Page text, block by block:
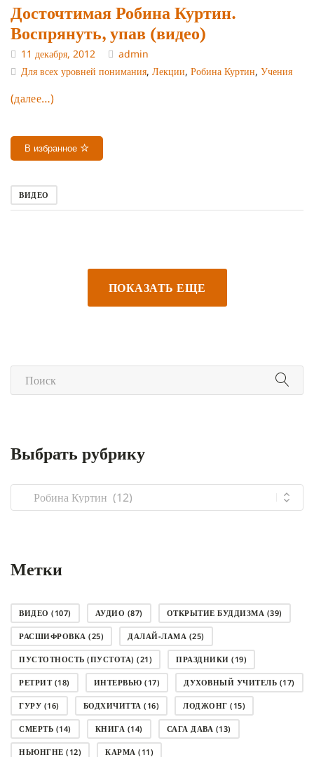
Досточтимая Робина Куртин.
Воспрянуть, упав (видео)
11 декабря, 2012
admin
Для всех уровней понимания, Лекции, Робина Куртин, Учения
(далее…)
В избранное
ВИДЕО
ПОКАЗАТЬ ЕЩЕ
Выбрать рубрику
Выбрать
рубрику
Метки
ВИДЕО (107) АУДИО (87) ОТКРЫТИЕ БУДДИЗМА (39)
РАСШИФРОВКА (25) ДАЛАЙ-ЛАМА (25)
ПУСТОТНОСТЬ (ПУСТОТА) (21) ПРАЗДНИКИ (19)
РЕТРИТ(18) ИНТЕРВЬЮ (17) ДУХОВНЫЙ УЧИТЕЛЬ (17)
ГУРУ (16) БОДХИЧИТТА (16) ЛОДЖОНГ (15)
СМЕРТЬ (14) КНИГА (14) САГА ДАВА (13)
НЬЮНГНЕ (12) КАРМА (11)